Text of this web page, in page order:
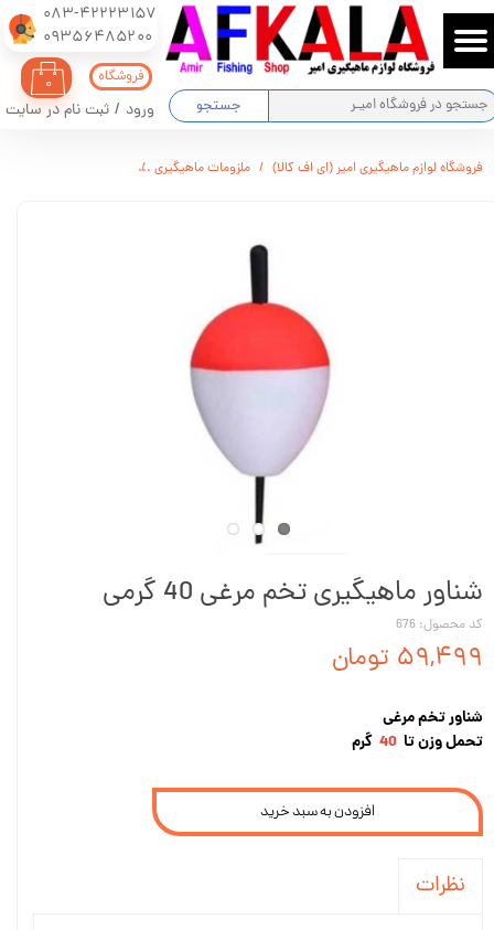
083-42223157
​​​​​​​09356485200
جستجو
۰
ورود / ثبت نام در سایت
حساب کاربری من
تغییر گذر واژه
فروشگاه
فروشگاه لوازم ماهیگیری امیر (ای اف کالا) ملزومات ماهیگیری
شناور ماهیگیری تخم مرغی 40 گرمی
کد محصول: 676
۵۹,۴۹۹ تومان
شناور تخم مرغی
تحمل وزن تا 40 گرم
افزودن به سبد خرید
نظرات